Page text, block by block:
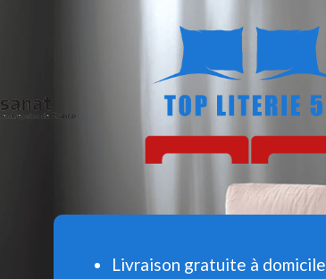
Livraison gratuite à domicile